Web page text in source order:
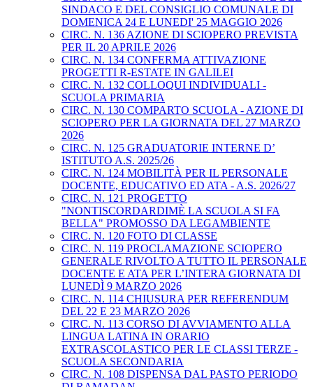
SINDACO E DEL CONSIGLIO COMUNALE DI
DOMENICA 24 E LUNEDI' 25 MAGGIO 2026
CIRC. N. 136 AZIONE DI SCIOPERO PREVISTA
PER IL 20 APRILE 2026
CIRC. N. 134 CONFERMA ATTIVAZIONE
PROGETTI R-ESTATE IN GALILEI
CIRC. N. 132 COLLOQUI INDIVIDUALI -
SCUOLA PRIMARIA
CIRC. N. 130 COMPARTO SCUOLA - AZIONE DI
SCIOPERO PER LA GIORNATA DEL 27 MARZO
2026
CIRC. N. 125 GRADUATORIE INTERNE D’
ISTITUTO A.S. 2025/26
CIRC. N. 124 MOBILITÀ PER IL PERSONALE
DOCENTE, EDUCATIVO ED ATA - A.S. 2026/27
CIRC. N. 121 PROGETTO
"NONTISCORDARDIMÈ LA SCUOLA SI FA
BELLA" PROMOSSO DA LEGAMBIENTE
CIRC. N. 120 FOTO DI CLASSE
CIRC. N. 119 PROCLAMAZIONE SCIOPERO
GENERALE RIVOLTO A TUTTO IL PERSONALE
DOCENTE E ATA PER L’INTERA GIORNATA DI
LUNEDÌ 9 MARZO 2026
CIRC. N. 114 CHIUSURA PER REFERENDUM
DEL 22 E 23 MARZO 2026
CIRC. N. 113 CORSO DI AVVIAMENTO ALLA
LINGUA LATINA IN ORARIO
EXTRASCOLASTICO PER LE CLASSI TERZE -
SCUOLA SECONDARIA
CIRC. N. 108 DISPENSA DAL PASTO PERIODO